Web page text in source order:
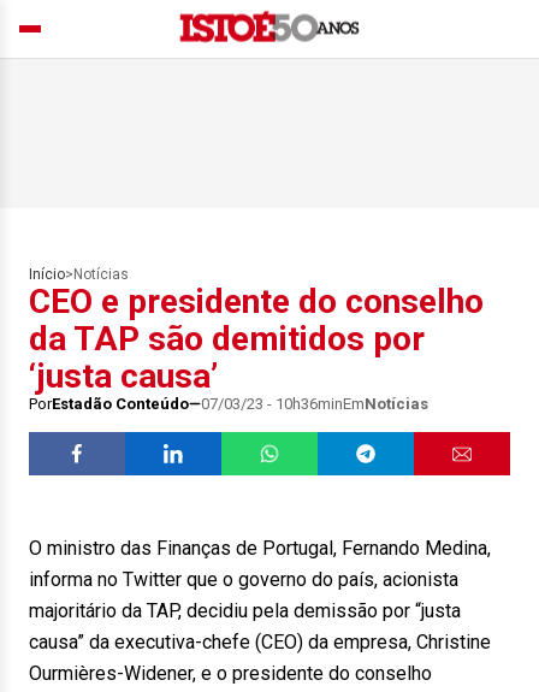
Início> Notícias
CEO e presidente do conselho
da TAP são demitidos por
‘justa causa’
PorEstadão Conteúdo 07/03/23 - 10h36minEmNotícias
O ministro das Finanças de Portugal, Fernando Medina,
informa no Twitter que o governo do país, acionista
majoritário da TAP, decidiu pela demissão por “justa
causa” da executiva-chefe (CEO) da empresa, Christine
Ourmières-Widener, e o presidente do conselho